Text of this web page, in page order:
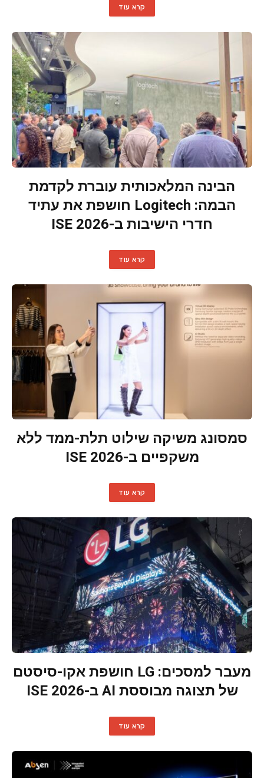
קרא עוד
הבינה המלאכותית עוברת לקדמת
הבמה: Logitech חושפת את עתיד
חדרי הישיבות ב-ISE 2026
קרא עוד
סמסונג משיקה שילוט תלת-ממד ללא
משקפיים ב-ISE 2026
קרא עוד
מעבר למסכים: LG חושפת אקו-סיסטם
של תצוגה מבוססת AI ב-ISE 2026
קרא עוד